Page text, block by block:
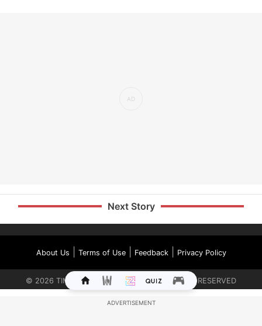
Next Story
About Us Terms of Use| Feedback| Privacy Policy
© 2026 TIMES INTERNET LIMITED. ALL RIGHTS RESERVED